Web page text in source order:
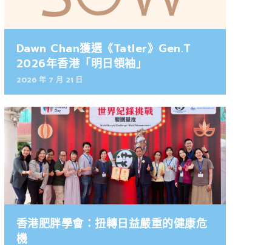
Dawn Chan獲選《Tatler》Gen.T
2026年香港「明日領袖」
2026 年 7 月 21 日
香港肥胖學會：扭轉日益嚴重的健康危
機